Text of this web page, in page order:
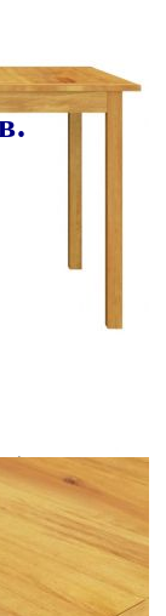
ратан, прахово
(Д х Ш х В)